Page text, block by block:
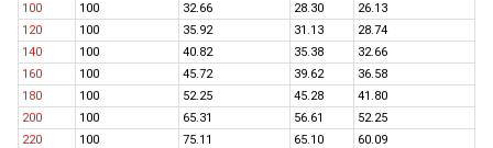
100
100 32.66 28.30
26.13
120
100 35.92 31.13
28.74
140
100 40.82 35.38
32.66
160
100 45.72 39.62
36.58
180
100 52.25 45.28
41.80
200
100 65.31 56.61
52.25
220
100 75.11 65.10
60.09